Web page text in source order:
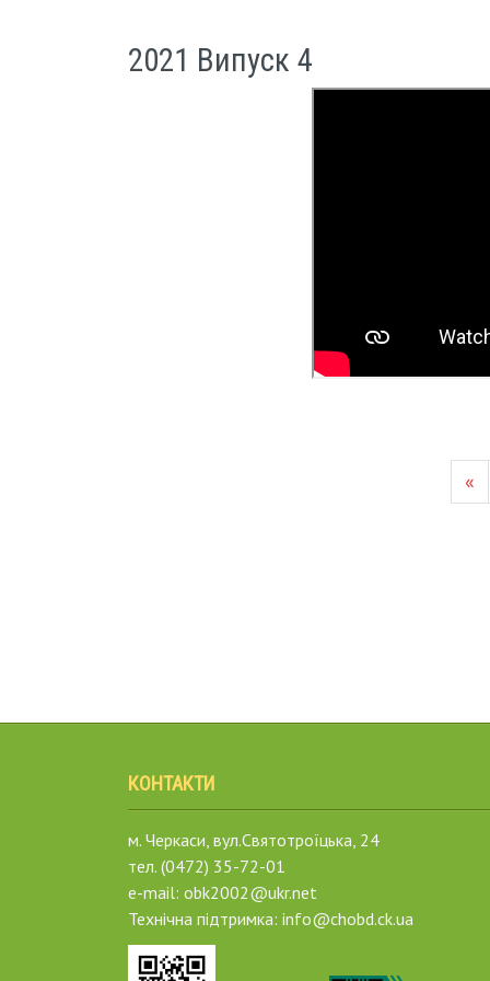
2021 Випуск 4
«
КОНТАКТИ
м. Черкаси, вул.Святотроїцька, 24
тел. (0472) 35-72-01
e-mail: obk2002@ukr.net
Технічна підтримка: info@chobd.ck.ua